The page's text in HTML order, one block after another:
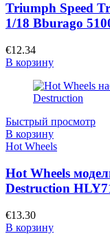
Triumph Speed
1/18 Bburago
€12.34
В корзину
Быстрый просмотр
В корзину
Hot Wheels
Hot Wheels
Destruction
€13.30
В корзину